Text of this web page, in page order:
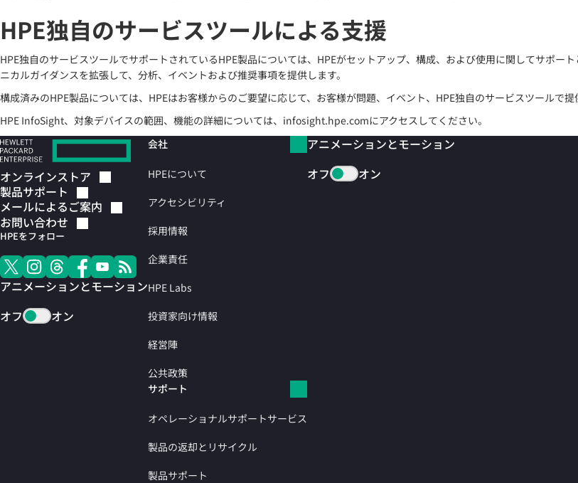
HPE独自のサービスツールによる支援
HPE独自のサービスツールでサポートされているHPE製品については、HPEがセットアップ、構成、および使用に関してサポー
ニカルガイダンスを拡張して、分析、イベントおよび推奨事項を提供します。
構成済みのHPE製品については、HPEはお客様からのご要望に応じて、お客様が問題、イベント、HPE独自のサービスツールで提
HPE InfoSight、対象デバイスの範囲、機能の詳細については、infosight.hpe.comにアクセスしてください。
オンラインストア
製品サポート
メールによるご案内
お問い合わせ
HPEをフォロー
アニメーションとモーション
オフ
オン
会社
HPEについて
アクセシビリティ
採用情報
企業責任
HPE Labs
投資家向け情報
経営陣
公共政策
サポート
オペレーショナルサポートサービス
製品の返却とリサイクル
製品サポート
アニメーションとモーション
オフ
オン